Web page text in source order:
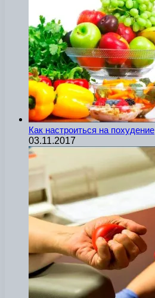
Как настроиться на похудение
03.11.2017